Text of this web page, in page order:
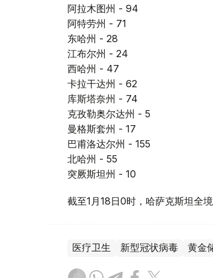
阿拉木图州 - 94
阿特劳州 - 71
东哈州 - 28
江布尔州 - 24
西哈州 - 47
卡拉干达州 - 62
库斯塔奈州 - 74
克孜勒奥尔达州 - 5
曼格斯套州 - 17
巴甫洛达尔州 - 155
北哈州 - 55
突厥斯坦州 - 10
截至1月18日0时，哈萨克斯坦全
医疗卫生 新型冠状病毒 黄金